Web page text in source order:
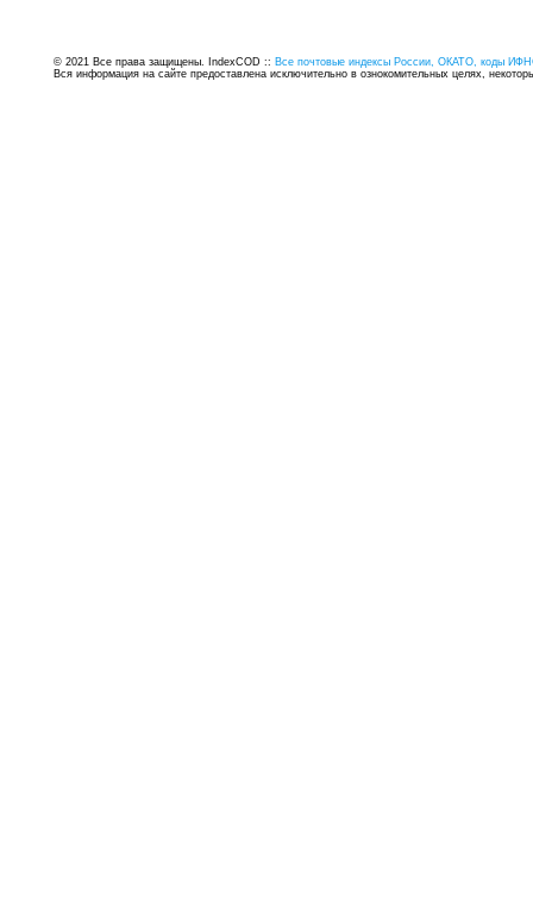
© 2021 Все права защищены. IndexCOD :: Все почтовые индексы России, ОКАТО, коды
Вся информация на сайте предоставлена исключительно в ознокомительных целях,